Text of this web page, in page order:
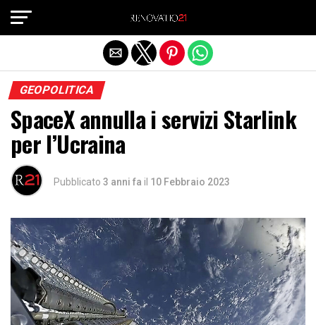
GEOPOLITICA
SpaceX annulla i servizi Starlink
per l’Ucraina
Pubblicato 3 anni fa il 10 Febbraio 2023
Exit mobile version